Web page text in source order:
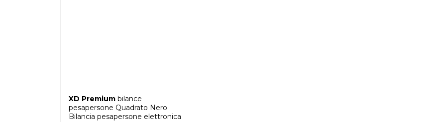
XD Premiumbilance
pesapersone Quadrato Nero
Bilancia pesapersone elettronica